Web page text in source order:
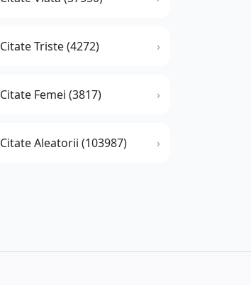
Citate Triste (4272)
Citate Femei (3817)
Citate Aleatorii (103987)